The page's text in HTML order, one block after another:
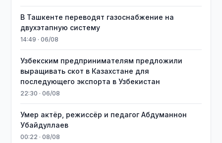
В Ташкенте переводят газоснабжение на
двухэтапную систему
14:49 · 06/08
Узбекским предпринимателям предложили
выращивать скот в Казахстане для
последующего экспорта в Узбекистан
22:30 · 06/08
Умер актёр, режиссёр и педагог Абдуманнон
Убайдуллаев
00:22 · 08/08